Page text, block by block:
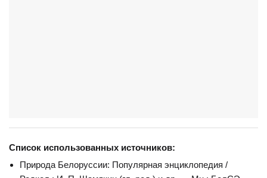
Список использованных источников:
Природа Белоруссии: Популярная энциклопедия /